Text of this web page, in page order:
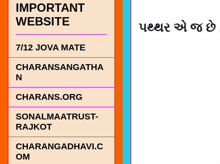
પથ્થર એ જ છે
IMPORTANT
WEBSITE
7/12 JOVA MATE
CHARANSANGATHA
N
CHARANS.ORG
SONALMAATRUST-
RAJKOT
CHARANGADHAVI.C
OM